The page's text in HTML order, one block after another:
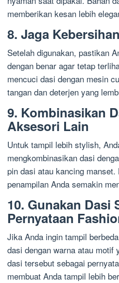
memberikan kesan lebih
8. Jaga
Setelah digunakan, pastikan
dengan benar agar tetap
mencuci dasi dengan mesin
tangan dan deterjen yang
9. Kombinasikan
Aksesori Lain
Untuk tampil lebih stylish,
mengkombinasikan dasi
pin dasi atau kancing
penampilan Anda semakin
10. Gunakan Dasi
Pernyataan
Jika Anda ingin tampil
dasi dengan warna atau motif
dasi tersebut sebagai
membuat Anda tampil lebih